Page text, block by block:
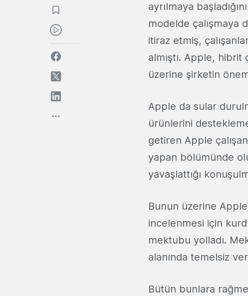
ayrılmaya başladığını
modelde çalışmaya
itiraz etmiş,
almıştı. Apple, hibrit
üzerine şirketin
Apple da sular
ürünlerini
getiren Apple
yapan bölümünde
yavaşlattığı
Bunun üzerine
incelenmesi için
mektubu yolladı.
alanında temelsiz
Bütün bunlara